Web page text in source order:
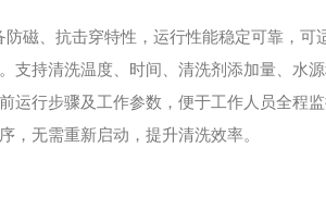
、抗击穿特性，运行性能稳定可靠，可
支持清洗温度、时间、清洗剂添加量、水
运行步骤及工作参数，便于工作人员全程
，无需重新启动，提升清洗效率。